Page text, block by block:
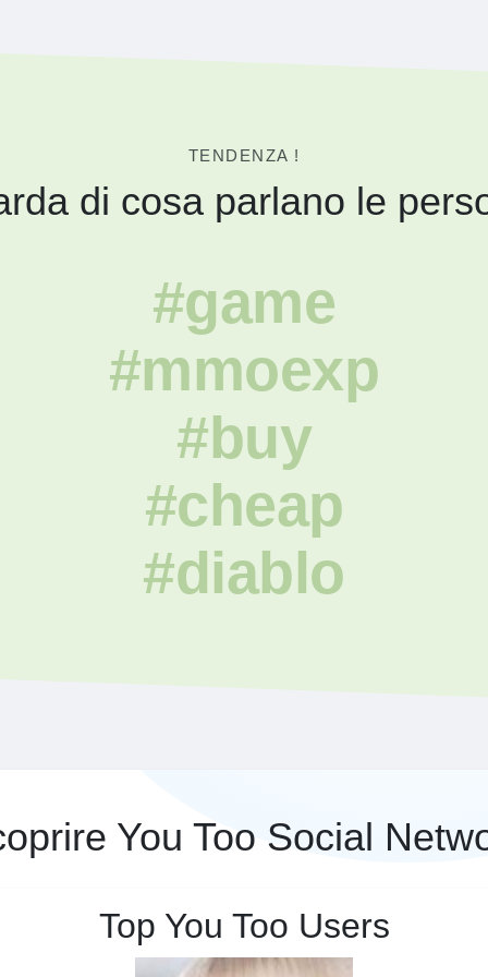
TENDENZA !
di cosa parlano le
#game
#mmoexp
#buy
#cheap
#diablo
You Too Social
Top You Too Users